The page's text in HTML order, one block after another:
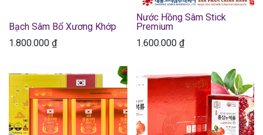
Bạch Sâm Bổ Xương Khớp
1.800.000 ₫
Nước Hồng Sâm Stick
Premium
1.600.000₫